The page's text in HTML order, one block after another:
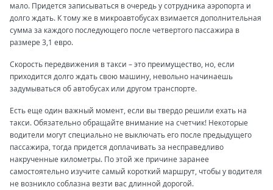
мало. Придется записываться в очередь у сотрудника аэропорта и
долго ждать. К тому же в микроавтобусах взимается дополнительная
сумма за каждого последующего после четвертого пассажира в
размере 3,1 евро.
Скорость передвижения в такси – это преимущество, но, если
приходится долго ждать свою машину, невольно начинаешь
задумываться об автобусах или другом транспорте.
Есть еще один важный момент, если вы твердо решили ехать на
такси. Обязательно обращайте внимание на счетчик! Некоторые
водители могут специально не выключать его после предыдущего
пассажира, тогда придется доплачивать за несправедливо
накрученные километры. По этой же причине заранее
самостоятельно изучите самый короткий маршрут, чтобы у водителя
не возникло соблазна везти вас длинной дорогой.